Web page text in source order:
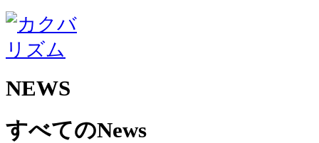
NEWS
すべてのNews